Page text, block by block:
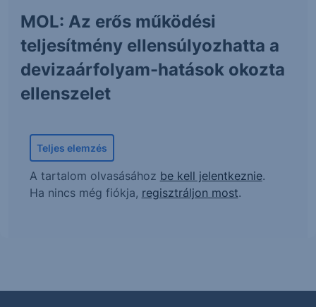
MOL: Az erős működési
teljesítmény ellensúlyozhatta a
devizaárfolyam-hatások okozta
ellenszelet
Teljes elemzés
A tartalom olvasásához be kell jelentkeznie.
Ha nincs még fiókja, regisztráljon most.